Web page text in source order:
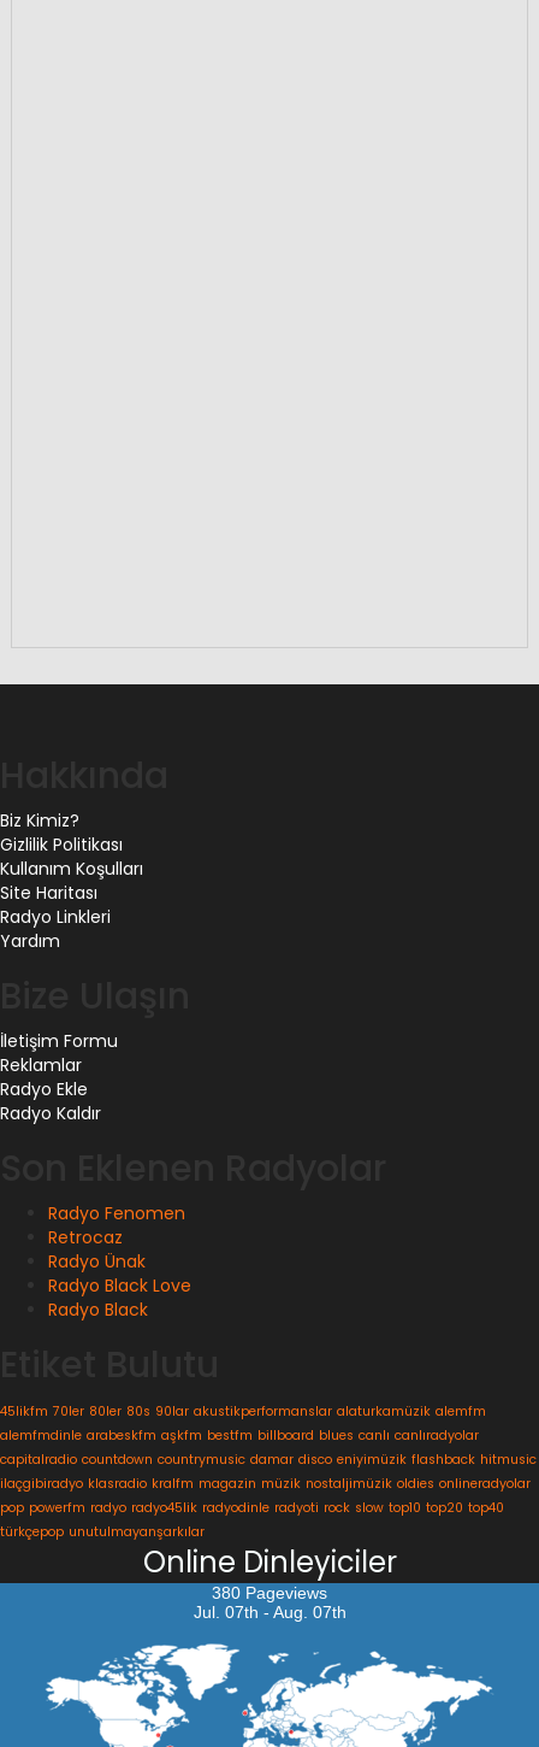
Biz Kimiz?
Gizlilik Politikası
Kullanım Koşulları
Site Haritası
Radyo Linkleri
Yardım
İletişim Formu
Reklamlar
Radyo Ekle
Radyo Kaldır
Radyo Fenomen
Retrocaz
Radyo Ünak
Radyo Black Love
Radyo Black
45likfm 70ler 80ler 80s 90lar akustikperformanslar alaturkamüzik alemfm
alemfmdinle arabeskfm aşkfm bestfm billboard blues canlı canlıradyolar
capitalradio countdown countrymusic damar disco eniyimüzik flashback hitmusic
ilaçgibiradyo klasradio kralfm magazin müzik nostaljimüzik oldies onlineradyolar
pop powerfm radyo radyo45lik radyodinle radyoti rock slow top10 top20 top40
türkçepop unutulmayanşarkılar
Online Dinleyiciler
380 Pageviews
Jul. 07th - Aug. 07th